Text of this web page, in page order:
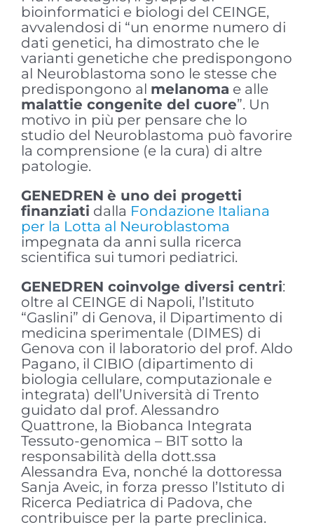
bioinformatici e biologi del CEINGE,
avvalendosi di “un enorme numero di
dati genetici, ha dimostrato che le
varianti genetiche che predispongono
al Neuroblastoma sono le stesse che
predispongono al melanoma e alle
malattie congenite del cuore”. Un
motivo in più per pensare che lo
studio del Neuroblastoma può favorire
la comprensione (e la cura) di altre
patologie.
GENEDREN è uno dei progetti
finanziati dalla Fondazione Italiana
per la Lotta al Neuroblastoma
impegnata da anni sulla ricerca
scientifica sui tumori pediatrici.
GENEDREN coinvolge diversi centri:
oltre al CEINGE di Napoli, l’Istituto
“Gaslini” di Genova, il Dipartimento di
medicina sperimentale (DIMES) di
Genova con il laboratorio del prof. Aldo
Pagano, il CIBIO (dipartimento di
biologia cellulare, computazionale e
integrata) dell’Università di Trento
guidato dal prof. Alessandro
Quattrone, la Biobanca Integrata
Tessuto-genomica – BIT sotto la
responsabilità della dott.ssa
Alessandra Eva, nonché la dottoressa
Sanja Aveic, in forza presso l’Istituto di
Ricerca Pediatrica di Padova, che
contribuisce per la parte preclinica.